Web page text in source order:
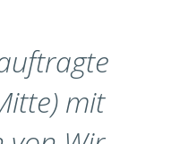
mit